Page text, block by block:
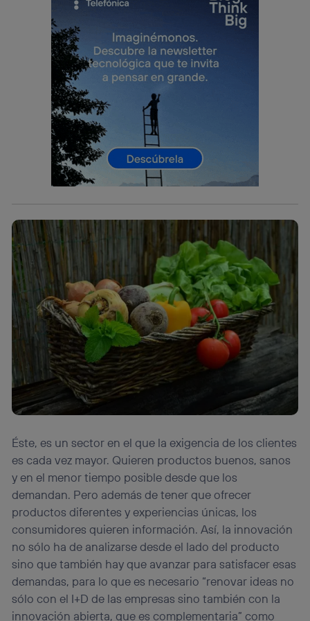
Éste, es un sector en el que la exigencia de los clientes
es cada vez mayor. Quieren productos buenos, sanos
y en el menor tiempo posible desde que los
demandan. Pero además de tener que ofrecer
productos diferentes y experiencias únicas, los
consumidores quieren información. Así, la innovación
no sólo ha de analizarse desde el lado del producto
sino que también hay que avanzar para satisfacer esas
demandas, para lo que es necesario “renovar ideas no
sólo con el I+D de las empresas sino también con la
innovación abierta, que es complementaria” como
Este identificador se asigna a la conexión de internet, por
lo que cualquier persona que conecte su dispositivo y
consienta el uso de la tecnología recibirá el mismo
identificador. Típicamente:
Si utilizas una conexión de banda ancha
el marketing o análisis se realizará en función de las
actividades de navegación de los miembros del hogar
que hayan dado su consentimiento.
Si utilizas datos móviles, el marketing será más
personalizado, ya que se basará únicamente en la
navegación del usuario del móvil.
Puedes gestionar los consentimientos Utiq seleccionando
“Administrar Utiq” en la parte inferior de esta página web o
visitando el portal de privacidad de Utiq
política de privacidad de Utiq